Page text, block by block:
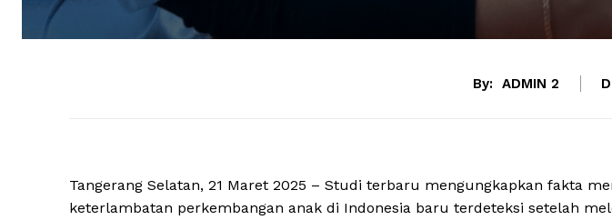
By: ADMIN 2
Tangerang Selatan, 21 Maret 2025 – Studi terbaru mengungkapkan fakta
keterlambatan perkembangan anak di Indonesia baru terdeteksi setelah